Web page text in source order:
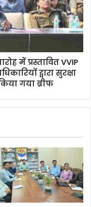
में प्रस्तावित VVIP
द्वारा सुरक्षा
गया ब्रीफ